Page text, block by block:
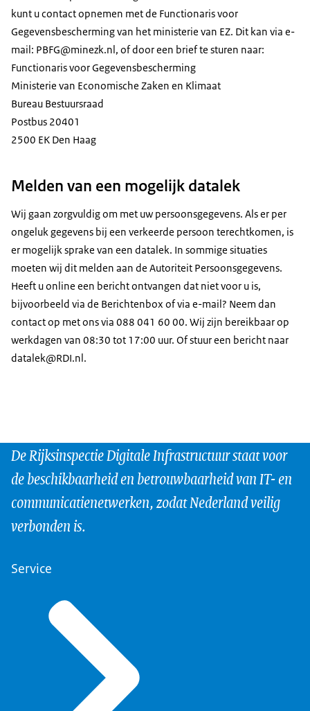
kunt u contact opnemen met de Functionaris voor
Gegevensbescherming van het ministerie van EZ. Dit kan via e-
mail: PBFG@minezk.nl, of door een brief te sturen naar:
Functionaris voor Gegevensbescherming
Ministerie van Economische Zaken en Klimaat
Bureau Bestuursraad
Postbus 20401
2500 EK Den Haag
Melden van een mogelijk datalek
Wij gaan zorgvuldig om met uw persoonsgegevens. Als er per
ongeluk gegevens bij een verkeerde persoon terechtkomen, is
er mogelijk sprake van een datalek. In sommige situaties
moeten wij dit melden aan de Autoriteit Persoonsgegevens.
Heeft u online een bericht ontvangen dat niet voor u is,
bijvoorbeeld via de Berichtenbox of via e-mail? Neem dan
contact op met ons via 088 041 60 00. Wij zijn bereikbaar op
werkdagen van 08:30 tot 17:00 uur. Of stuur een bericht naar
datalek@RDI.nl.
De Rijksinspectie Digitale Infrastructuur staat voor
de beschikbaarheid en betrouwbaarheid van IT- en
communicatienetwerken, zodat Nederland veilig
verbonden is.
Service